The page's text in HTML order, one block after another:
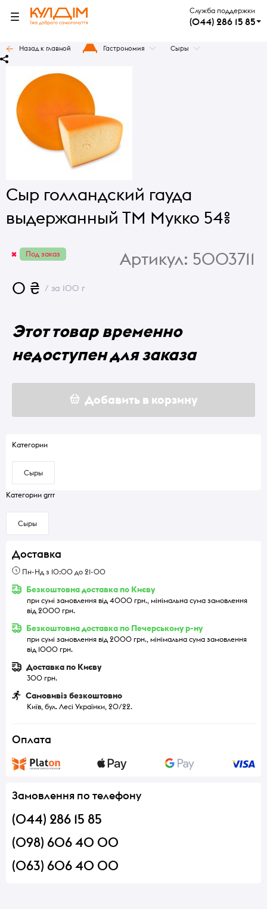
Служба поддержки
(044) 286 15 85
Назад к главной Гастрономия Сыры
Сыр голландский гауда
выдержанный ТМ Мукко 54%
Под заказ Артикул: 5003711
0 ₴ / за 100 г
Этот товар временно
недоступен для заказа
Добавить в корзину
Категории
Сыры
Категории grrr
Сыры
Доставка
Пн-Нд з 10:00 до 21-00
Безкоштовна доставка по Києву
при сумі замовлення від 4000 грн., мінімальна сума замовлення
від 2000 грн.
Безкоштовна доставка по Печерському р-ну
при сумі замовлення від 2000 грн., мінімальна сума замовлення
від 1000 грн.
Доставка по Києву
300 грн.
Самовивіз безкоштовно
Київ, бул. Лесі Українки, 20/22.
Оплата
Замовлення по телефону
(044) 286 15 85
(098) 606 40 00
(063) 606 40 00